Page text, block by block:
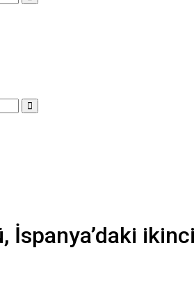
İspanya’daki